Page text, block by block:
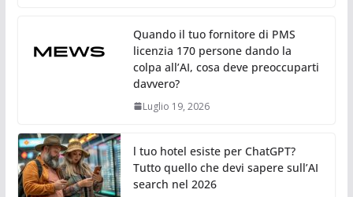
Quando il tuo fornitore di PMS
licenzia 170 persone dando la
colpa all’AI, cosa deve preoccuparti
davvero?
Luglio 19, 2026
l tuo hotel esiste per ChatGPT?
Tutto quello che devi sapere sull’AI
search nel 2026